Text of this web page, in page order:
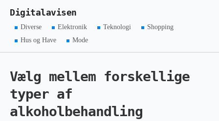
Digitalavisen
Diverse Elektronik Teknologi
Shopping
Hus og Have
Mode
Vælg mellem forskellige
typer af
alkoholbehandling